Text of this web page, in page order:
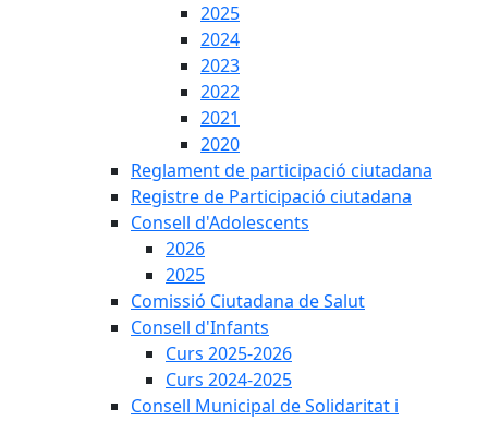
2025
2024
2023
2022
2021
2020
Reglament de participació ciutadana
Registre de Participació ciutadana
Consell d'Adolescents
2026
2025
Comissió Ciutadana de Salut
Consell d'Infants
Curs 2025-2026
Curs 2024-2025
Consell Municipal de Solidaritat i